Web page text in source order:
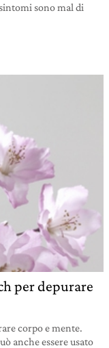
sono mal di
per depurare
corpo e mente.
anche essere usato